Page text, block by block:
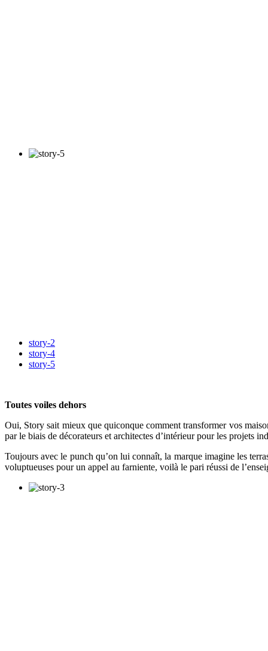
story-2
story-4
story-5
Toutes voiles dehors
Oui, Story sait mieux que quiconque comment transformer vos
par le biais de décorateurs et architectes d’intérieur pour les projets
Toujours avec le punch qu’on lui connaît, la marque imagine les
voluptueuses pour un appel au farniente, voilà le pari réussi de